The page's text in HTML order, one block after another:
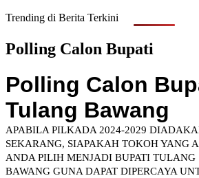
Trending di Berita Terkini
Polling Calon Bupati